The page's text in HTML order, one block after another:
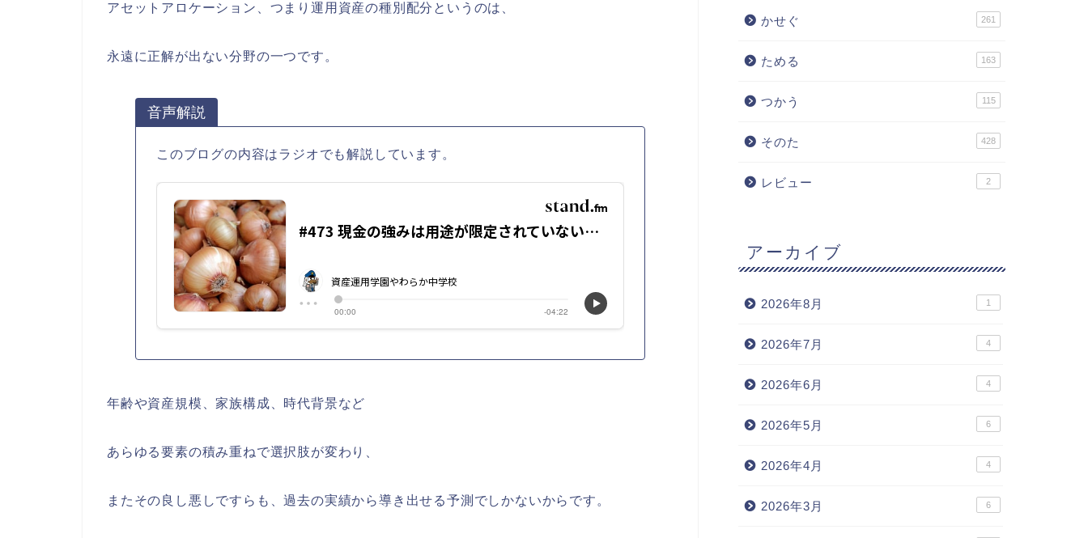
アセットアロケーション、つまり運用資産の種別配分というのは、
永遠に正解が出ない分野の一つです。
音声解説
このブログの内容はラジオでも解説しています。
年齢や資産規模、家族構成、時代背景など
あらゆる要素の積み重ねで選択肢が変わり、
またその良し悪しですらも、過去の実績から導き出せる予測でしかないからです。
かせぐ 261
ためる 163
つかう 115
そのた 428
レビュー 2
アーカイブ
2026年8月 1
2026年7月 4
2026年6月 4
2026年5月 6
2026年4月 4
2026年3月 6